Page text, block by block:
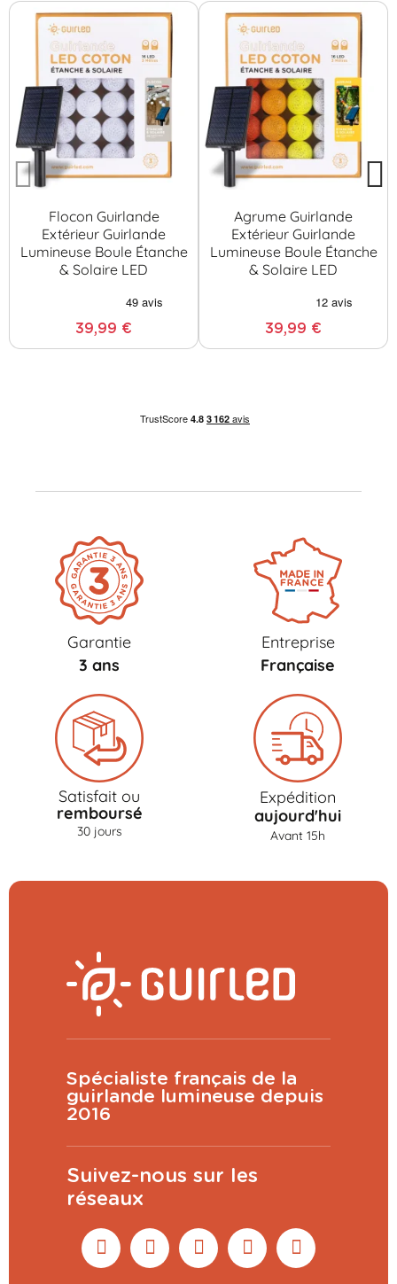
Flocon Guirlande
Extérieur Guirlande
Lumineuse Boule Étanche
& Solaire LED
39,99 €
Agrume Guirlande
Extérieur Guirlande
Lumineuse Boule Étanche
& Solaire LED
39,99 €
Garantie
3 ans
Entreprise
Française
Satisfait ou
remboursé
30 jours
Expédition
aujourd'hui
Avant 15h
Spécialiste français de la
guirlande lumineuse depuis
2016
Suivez-nous sur les
réseaux